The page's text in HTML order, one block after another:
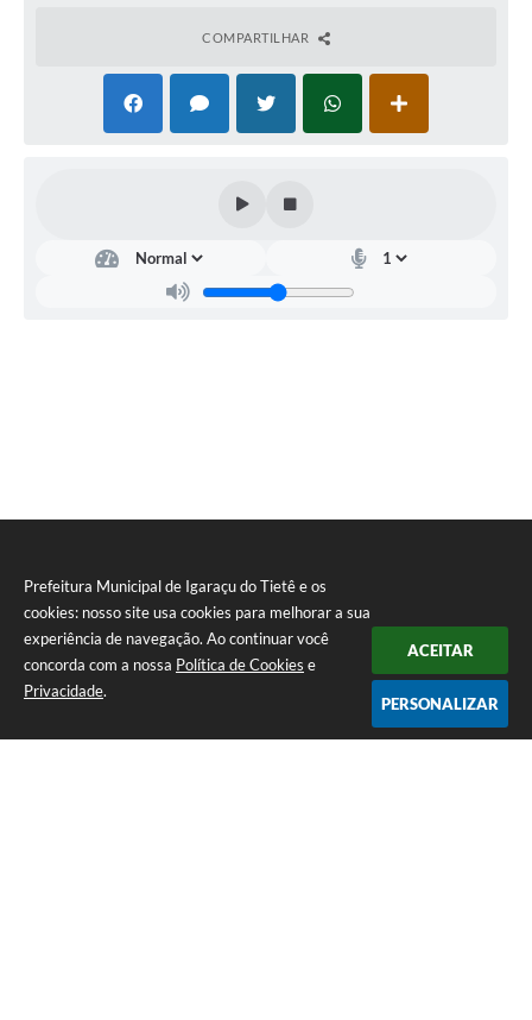
Prefeitura Municipal de Igaraçu do Tietê e os
cookies: nosso site usa cookies para melhorar a sua
experiência de navegação. Ao continuar você
concorda com a nossa Política de Cookies e
Privacidade.
ACEITAR
PERSONALIZAR
COMPARTILHAR